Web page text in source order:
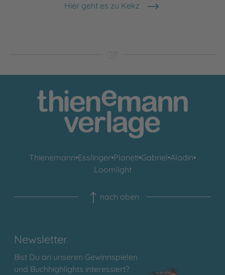
Hier geht es zu Kekz
Thienemann•Esslinger•Planet!•Gabriel•Aladin•
Loomlight
nach oben
Newsletter
Bist Du an unseren Gewinnspielen
und Buchhighlights interessiert?